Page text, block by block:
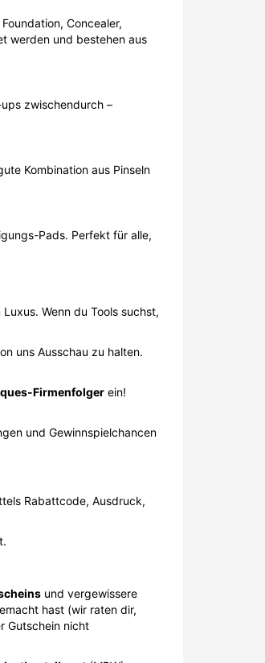
Concealer,
werden und bestehen aus
zwischendurch –
Kombination aus Pinseln
Pads. Perfekt für alle,
Wenn du Tools suchst,
uns Ausschau zu halten.
Firmenfolger ein!
und Gewinnspielchancen
Rabattcode, Ausdruck,
und vergewissere
hast (wir raten dir,
Gutschein nicht